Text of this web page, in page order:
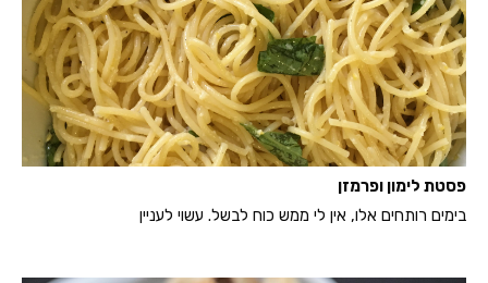
פסטת לימון ופרמזן
בימים רותחים אלו, אין לי ממש כוח לבשל. עשוי לעניין